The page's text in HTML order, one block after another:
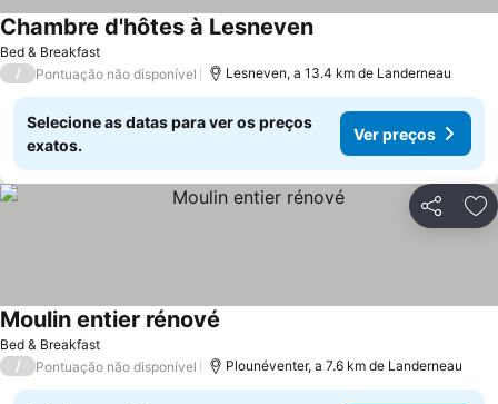
Bed & Breakfast
Chambre d'hôtes à LesnevenVer preços
/ Pontuação não disponível Lesneven, a 13.4 km de Landerneau
Selecione as datas para ver os preços
exatos.
Ver preços
Partilhar
Bed & Breakfast
Moulin entier rénové
/ Pontuação não disponível Plounéventer, a 7.6 km de Landerneau